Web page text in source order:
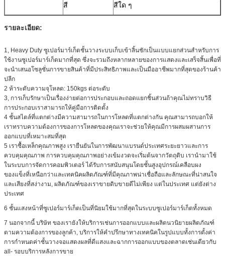
สี
สีใด ๆ
รายละเอียด:
1, Heavy Duty ซูเปอร์มาร์เก็ตชั้นวางระบบเก็บเข้าลิ้นชักเป็นแบบแยกส่วนสำหรับการ
ใช้งานซูเปอร์มาร์เก็ตมากที่สุด ซึ่งจะรวมถึงหลากหลายของการแสดงและเสร็จสิ้นเพื่อที่
จะนำเสนอโซลูชั่นการขายสินค้าที่มีประสิทธิภาพและเป็นมืออาชีพมากที่สุดของร้านค้า
ปลีก
2 ห้าระดับความจุโหลด: 150kgs ต่อระดับ
3, การเก็บรักษาเป็นเรื่องง่ายต่อการประกอบและถอดแยกชิ้นส่วนถ้าคุณไม่ทราบวิธี
การประกอบเราสามารถให้คู่มือการติดตั้ง
4 ชั้นสไตล์ที่แตกต่างมีความสามารถในการโหลดที่แตกต่างกัน คุณสามารถบอกให้
เราทราบความต้องการของการโหลดของคุณเราจะช่วยให้คุณมีการผสมผสานการ
ออกแบบที่เหมาะสมที่สุด
5 เราซื้อเหล็กคุณภาพสูง เรายืนยันในการพัฒนาแบรนด์ประเทศระยะยาวและการ
ควบคุมคุณภาพ การควบคุมคุณภาพอย่างเข้มงวดจะเริ่มต้นจากวัตถุดิบ เรานำมาใช้
ในระบบการจัดการคอมพิวเตอร์ ได้รับการสนับสนุนโดยชั้นสูงอุปกรณ์เคลือบผง
ของแข็งที่เหนือกว่าและเทคนิคผลิตภัณฑ์ที่มีคุณภาพน่าเชื่อถือและลักษณะที่น่าสนใจ
และเสียงที่สง่างาม, ผลิตภัณฑ์ของเราขายดิบขายดีไม่เพียง แต่ในประเทศ แต่ยังต่าง
ประเทศ
6 ชั้นแสงหน้าที่ซูเปอร์มาร์เก็ตเป็นที่นิยมใช้มากที่สุดในระบบซูเปอร์มาร์เก็ตทั้งหมด
7 นอกจากนี้ บริษัท ของเรายังให้บริการเช่นการออกแบบและผลิตนวนิยายผลิตภัณฑ์
ตามความต้องการของลูกค้า, บริการให้คำปรึกษาทางเทคนิคในรูปแบบทั้งการตั้งค่า
การกำหนดค่าชั้นวางจอแสดงผลที่ดีแสงและฉากการออกแบบของตลาดเช่นเดียวกับ
all- รอบบริการหลังการขาย